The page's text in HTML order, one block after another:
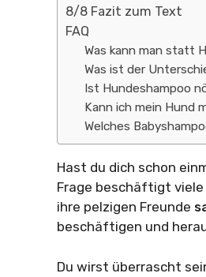
8/8 Fazit zum Text
FAQ
Was kann man statt
Was ist der
Ist Hundeshampoo
Kann ich mein Hund
Welches
Hast du dich schon
Frage beschäftigt
ihre pelzigen Freunde
beschäftigen und
Du wirst überrascht